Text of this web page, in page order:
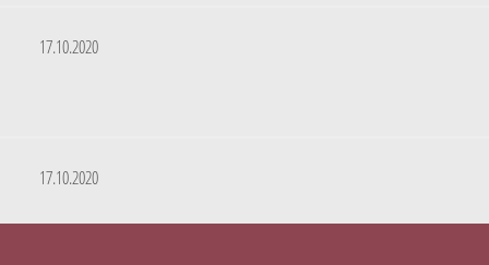
17.10.2020
17.10.2020